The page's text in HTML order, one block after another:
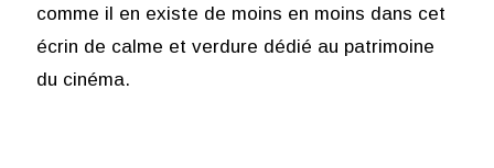
comme il en existe de moins en moins dans cet
écrin de calme et verdure dédié au patrimoine
du cinéma.